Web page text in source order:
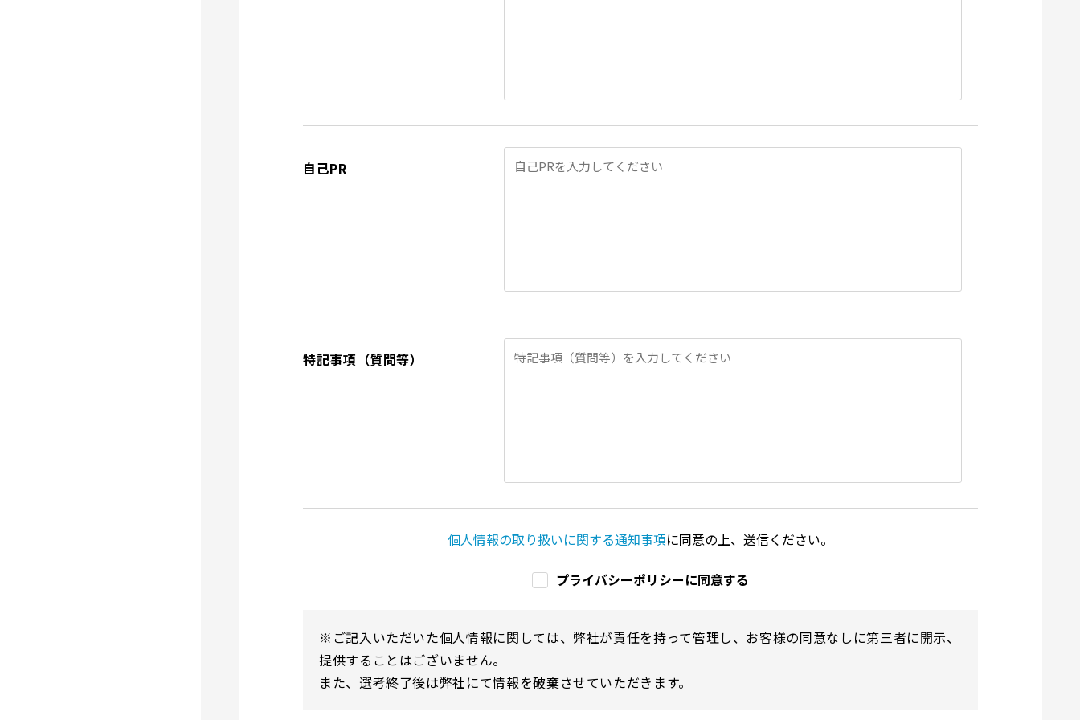
自己PR
特記事項（質問等）
個人情報の取り扱いに関する通知事項に同意の上、送信ください。
プライバシーポリシーに同意する
※ご記入いただいた個人情報に関しては、弊社が責任を持って管理し、お客様の同意なしに第三者に開示、
提供することはございません。
また、選考終了後は弊社にて情報を破棄させていただきます。